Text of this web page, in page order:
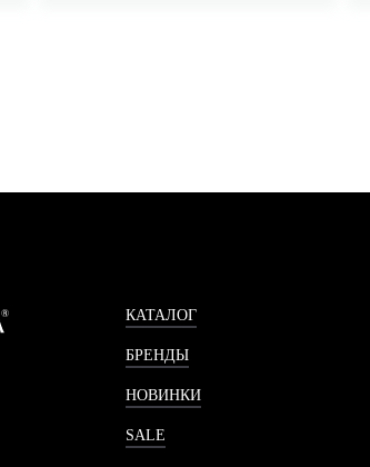
КАТАЛОГ
БРЕНДЫ
НОВИНКИ
SALE